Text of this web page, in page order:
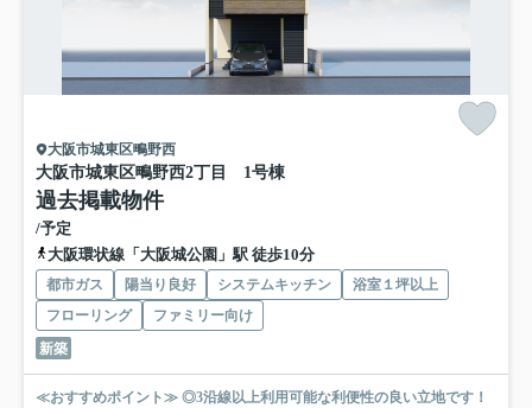
大阪市城東区鴫野西
大阪市城東区鴫野西2丁目 1号棟
過去掲載物件
/予定
大阪環状線「大阪城公園」駅 徒歩10分
都市ガス 陽当り良好 システムキッチン
浴室１坪以上
フローリング
ファミリー向け
新築
≪おすすめポイント≫ ◎3沿線以上利用可能な利便性の良い立地です！